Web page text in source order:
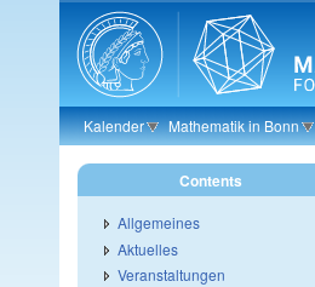
Skip to main content
Kalender Mathematik in Bonn
Contents
Allgemeines
Aktuelles
Veranstaltungen